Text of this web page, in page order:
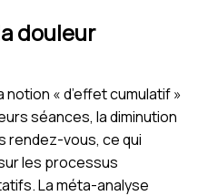
douleur
« d’effet cumulatif »
séances, la diminution
rendez-vous, ce qui
les processus
La méta-analyse